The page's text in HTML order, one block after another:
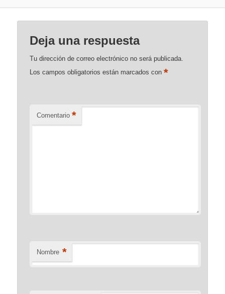
Deja una respuesta
Tu dirección de correo electrónico no será publicada.
Los campos obligatorios están marcados con*
Comentario *
Nombre *